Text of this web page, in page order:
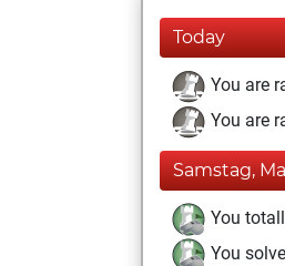
Today
You are
You are
Samstag,
You
You